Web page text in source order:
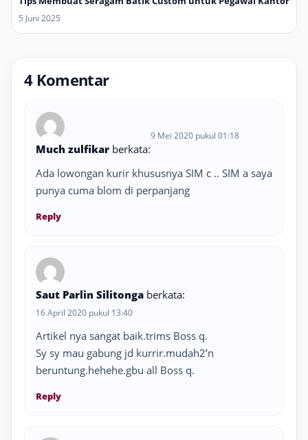
5 Juni 2025
4 Komentar
Much zulfikar berkata:
9 Mei 2020 pukul 01:18
Ada lowongan kurir khususnya SIM c .. SIM a saya
punya cuma blom di perpanjang
Reply
Saut Parlin Silitonga berkata:
16 April 2020 pukul 13:40
Artikel nya sangat baik.trims Boss q.
Sy sy mau gabung jd kurrir.mudah2’n
beruntung.hehehe.gbu all Boss q.
Reply